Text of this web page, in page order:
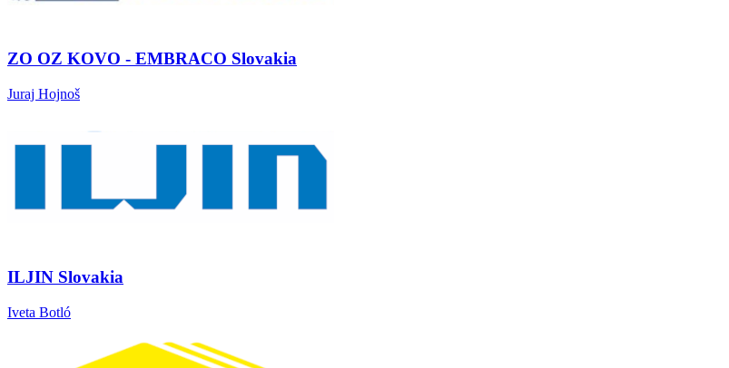
ZO OZ KOVO - EMBRACO Slovakia
Juraj Hojnoš
ILJIN Slovakia
Iveta Botló